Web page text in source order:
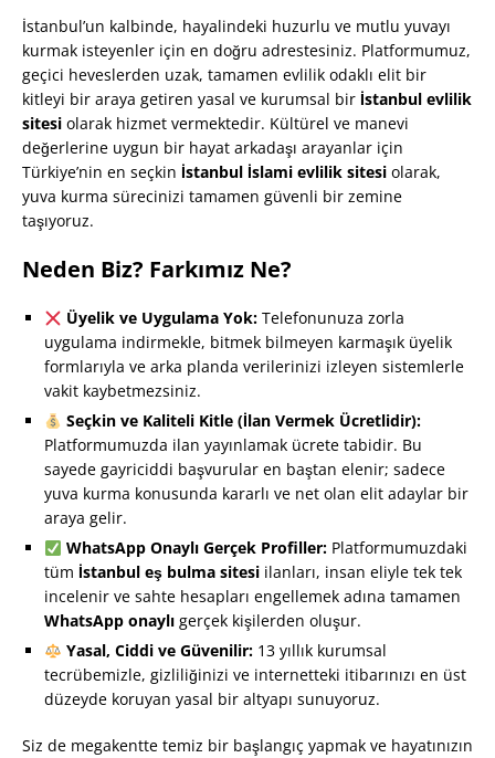
İstanbul’un kalbinde, hayalindeki huzurlu ve mutlu yuvayı
kurmak isteyenler için en doğru adrestesiniz. Platformumuz,
geçici heveslerden uzak, tamamen evlilik odaklı elit bir
kitleyi bir araya getiren yasal ve kurumsal bir İstanbul evlilik
sitesi olarak hizmet vermektedir. Kültürel ve manevi
değerlerine uygun bir hayat arkadaşı arayanlar için
Türkiye’nin en seçkin İstanbul İslami evlilik sitesi olarak,
yuva kurma sürecinizi tamamen güvenli bir zemine
taşıyoruz.
Neden Biz? Farkımız Ne?
Üyelik ve Uygulama Yok:Telefonunuza zorla
uygulama indirmekle, bitmek bilmeyen karmaşık üyelik
formlarıyla ve arka planda verilerinizi izleyen sistemlerle
vakit kaybetmezsiniz.
Seçkin ve Kaliteli Kitle (İlan Vermek Ücretlidir):
Platformumuzda ilan yayınlamak ücrete tabidir. Bu
sayede gayriciddi başvurular en baştan elenir; sadece
yuva kurma konusunda kararlı ve net olan elit adaylar bir
araya gelir.
WhatsApp Onaylı Gerçek Profiller:Platformumuzdaki
tüm İstanbul eş bulma sitesi ilanları, insan eliyle tek tek
incelenir ve sahte hesapları engellemek adına tamamen
WhatsApp onaylı gerçek kişilerden oluşur.
Yasal, Ciddi ve Güvenilir:13 yıllık kurumsal
tecrübemizle, gizliliğinizi ve internetteki itibarınızı en üst
düzeyde koruyan yasal bir altyapı sunuyoruz.
Siz de megakentte temiz bir başlangıç yapmak ve hayatınızın